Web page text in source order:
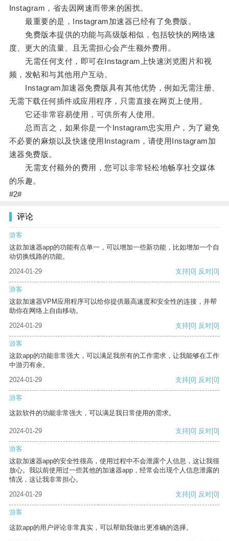
Instagram，省去因网速而带来的困扰。
最重要的是，Instagram加速器已经有了免费版。
免费版本提供的功能与高级版相似，包括较快的网络速
度、更大的流量、且无需担心会产生额外费用。
无需任何支付，即可在Instagram上快速浏览图片和视
频，发帖和与其他用户互动。
Instagram加速器免费版具有其他优势，例如无需注册、
无需下载任何插件或应用程序，只需直接在网页上使用。
它还非常容易使用，可供所有人使用。
总而言之，如果你是一个Instagram忠实用户，为了避免
不必要的麻烦以及快速使用Instagram，请使用Instagram加
速器免费版。
无需支付额外的费用，您可以非常轻松地畅享社交媒体
的乐趣。
#2#
评论
游客
这款加速器app的功能有点单一，可以增加一些新功能，比如增加一个自
动切换线路的功能。
2024-01-29
支持[0] 反对[0]
游客
这款加速器VPM应用程序可以给你提供最高速度和安全性的连接，并帮
助你在网络上自由移动。
2024-01-29
支持[0] 反对[0]
游客
这款app的功能非常强大，可以满足我所有的工作需求，让我能够在工作
中游刃有余。
2024-01-29
支持[0] 反对[0]
游客
这款软件的功能非常强大，可以满足我日常使用的需求。
2024-01-29 支持[0] 反对[0]
游客
这款加速器app的安全性很高，使用过程中不会泄露个人信息，这让我很
放心。我以前使用过一些其他的加速器app，经常会出现个人信息泄露的
情况，这让我非常担心。
2024-01-29
支持[0] 反对[0]
游客
这款app的用户评论非常真实，可以帮助我做出更准确的选择。